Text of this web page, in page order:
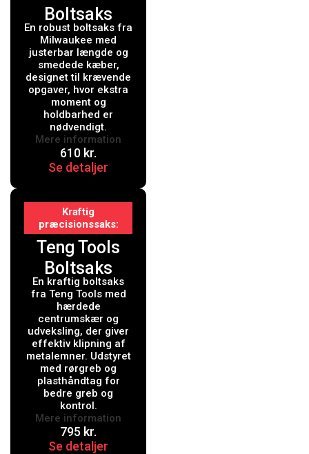
Boltsaks
Justerbar
355/450mm5
En robust boltsaks fra
Milwaukee med
justerbar længde og
smedede kæber,
designet til krævende
opgaver, hvor ekstra
moment og
holdbarhed er
nødvendigt.
610 kr.
Se detaljer
Mere information
Kraftig
præcisionssaks
Teng Tools
Boltsaks
BC418 - 18"
485mm
En kraftig boltsaks
fra Teng Tools med
hærdede
centrumskær og
udveksling, der giver
effektiv klipning af
metalemner. Udstyret
med rørgreb og
plasthåndtag for
bedre greb og
kontrol.
795 kr.
Se detaljer
Mere information